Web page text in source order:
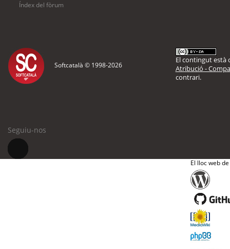
Índex del fòrum
Softcatalà © 1998-2026
El contingut està
Atribució -
contrari.
Seguiu-nos
El lloc web